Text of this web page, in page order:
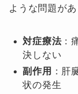
ような問題があ
対症療法：
決しない
副作用 ：肝
状の発生